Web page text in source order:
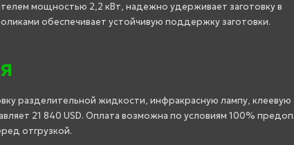
мощностью 2,2 кВт, надежно удерживает заготовку в
обеспечивает устойчивую поддержку заготовки.
разделительной жидкости, инфракрасную лампу, клеевую
21 840 USD. Оплата возможна по условиям 100%
отгрузкой.